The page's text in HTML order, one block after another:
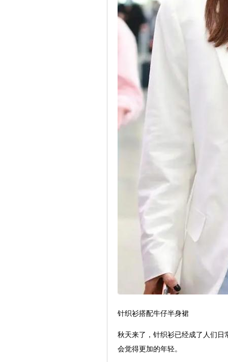
针织衫搭配牛仔半身裙
秋天来了，针织衫已经成了人们
会觉得更加的年轻。